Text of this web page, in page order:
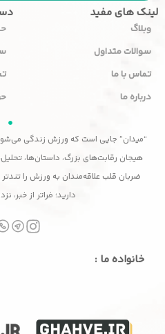
لینک های مفید
وبلاگ
سوالات متداول
تماس با ما
درباره ما
“میدان” جایی است که ورزش زندگی
هیجان رقابت‌های بزرگ، داستان‌ها،
ضربان قلب علاقه‌مندان به ورزش را
دارید؛ فراتر از خبر،
خانواده ما :